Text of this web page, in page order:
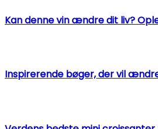
Kan denne vin ændre dit liv?
Inspirerende bøger, der vil